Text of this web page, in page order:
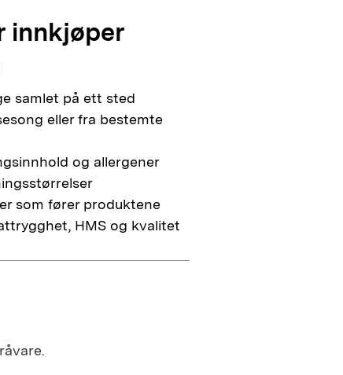
innkjøper
samlet på ett sted
eller fra bestemte
og allergener
som fører produktene
HMS og kvalitet